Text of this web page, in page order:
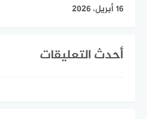
16 أبريل، 2026
أحدث التعليقات